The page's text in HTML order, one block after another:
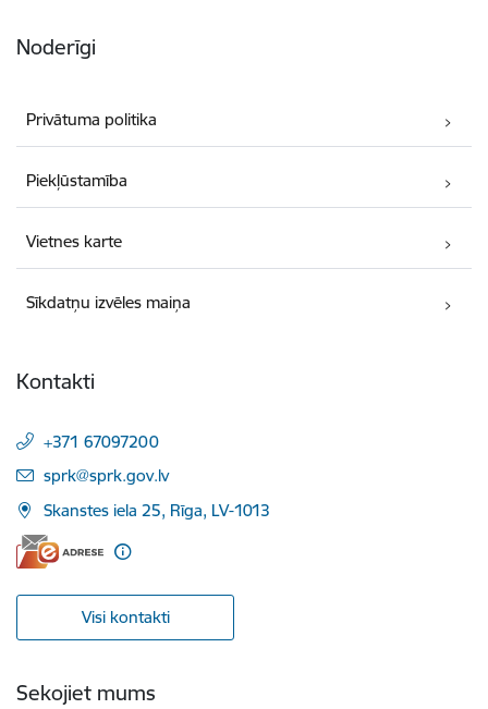
Noderīgi
Privātuma politika
Piekļūstamība
Vietnes karte
Sīkdatņu izvēles maiņa
Kontakti
+371 67097200
E-pasts:
sprk@sprk.gov.lv
Skanstes iela 25, Rīga, LV-1013
Visi kontakti
Sekojiet mums